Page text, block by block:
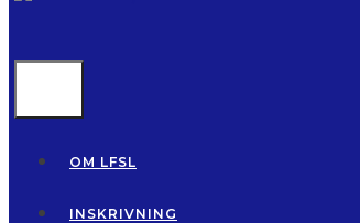
OM LFSL
INSKRIVNING